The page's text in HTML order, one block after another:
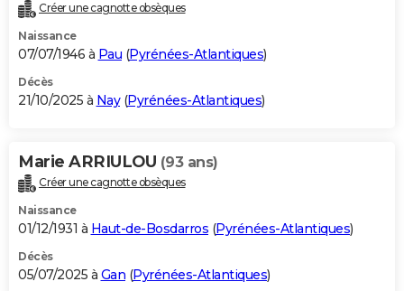
Destinations
City break
Voyage nature
Voyage de noces
Forum
Climat
+PHOTO
GUIDES D'ACHAT
BONS PLANS
Carte de Noël
Carte Bonne année
Carte Saint-Valentin
Carte Pâques
Carte d'anniversaire
DICTIONNAIRE
Dictionnaire
Biographies
Citations
Expressions
Proverbes
PROGRAMME TV
S'inscrire
Se connecter
Lycées
Collèges
Primaires
Universités
Entreprises
Service militaire
Avis de recherche
AVIS DE DÉCÈS
Créer une cagnotte obsèques
Naissance
07/07/1946 à Pau (Pyrénées-Atlantiques)
Décès
21/10/2025 à Nay(Pyrénées-Atlantiques)
Marie ARRIULOU (93 ans)
Créer une cagnotte obsèques
Naissance
01/12/1931 à Haut-de-Bosdarros (Pyrénées-Atlantiques)
Décès
05/07/2025 à Gan (Pyrénées-Atlantiques)